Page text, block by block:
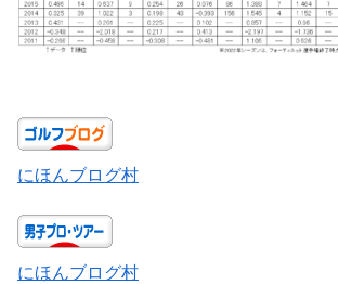
にほんブログ村
にほんブログ村